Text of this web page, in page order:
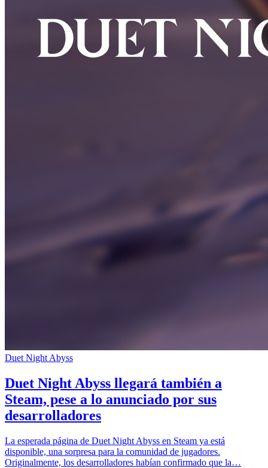
Duet Night Abyss
Duet Night Abyss llegará también a
Steam, pese a lo anunciado por sus
desarrolladores
La esperada página de Duet Night Abyss en Steam ya está
disponible, una sorpresa para la comunidad de jugadores.
Originalmente, los desarrolladores habían confirmado que la…